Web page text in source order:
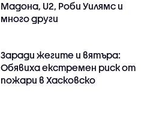
Мадона, U2, Роби Уилямс и
много други
Заради жегите и вятъра:
Обявиха екстремен риск от
пожари в Хасковско